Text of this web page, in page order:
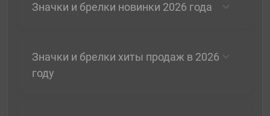
Значки и брелки новинки 2026 года
Значки и брелки хиты продаж в 2026
году